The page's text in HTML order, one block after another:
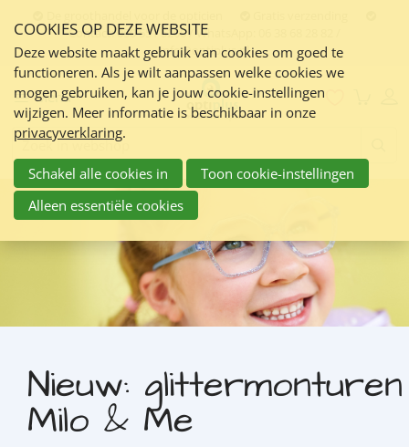
links
over
Spring
naar
de
inhoud
Spring
naar
navigatie
Contact:050 551 5200 / WhatsApp: 06 38 68 28 82 /
info@optiplus.nl
Menu
Zoeken:
Nieuw: glittermonturen
Milo & Me
COOKIES OP DEZE WEBSITE
Deze website maakt gebruik van cookies om goed te
functioneren. Als je wilt aanpassen welke cookies we
mogen gebruiken, kan je jouw cookie-instellingen
wijzigen. Meer informatie is beschikbaar in onze
privacyverklaring.
Schakel alle cookies in
Toon cookie-instellingen
Alleen essentiële cookies